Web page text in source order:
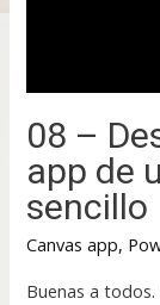
08 –
app de
sencillo
Canvas app,
Buenas a